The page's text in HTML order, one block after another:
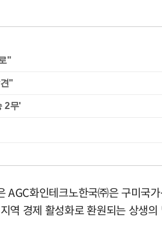
"
"
2무'
화인테크노한국㈜은 구미국
역 경제 활성화로 환원되는 상생